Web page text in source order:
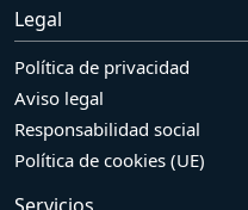
Legal
Política de privacidad
Aviso legal
Responsabilidad social
Política de cookies (UE)